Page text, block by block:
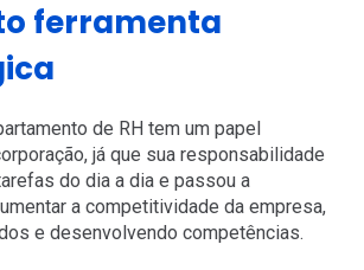
ferramenta
de RH tem um papel
já que sua responsabilidade
do dia a dia e passou a
a competitividade da empresa,
e desenvolvendo competências.